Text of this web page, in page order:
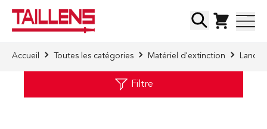
Chercher
Accueil Toutes les catégories Matériel d'extinction
Filtre